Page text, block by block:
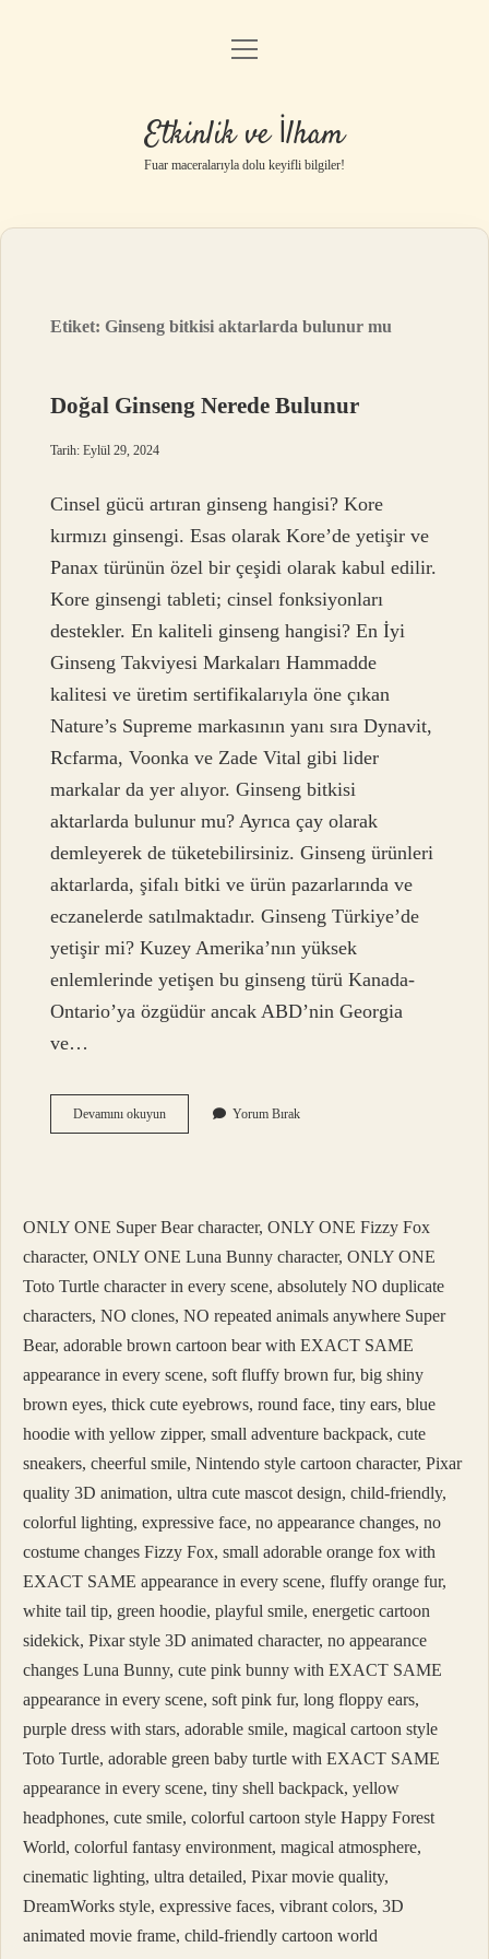
Anasayfa
Gizlilik Politikası
Yasal Uyarı
menüyü
Etkinlik ve İlham
Fuar maceralarıyla dolu keyifli bilgiler!
Etiket:Ginseng bitkisi aktarlarda bulunur mu
Doğal Ginseng Nerede Bulunur
Tarih: Eylül 29, 2024
Cinsel gücü artıran ginseng hangisi? Kore
kırmızı ginsengi. Esas olarak Kore’de yetişir ve
Panax türünün özel bir çeşidi olarak kabul edilir.
Kore ginsengi tableti; cinsel fonksiyonları
destekler. En kaliteli ginseng hangisi? En İyi
Ginseng Takviyesi Markaları Hammadde
kalitesi ve üretim sertifikalarıyla öne çıkan
Nature’s Supreme markasının yanı sıra Dynavit,
Rcfarma, Voonka ve Zade Vital gibi lider
markalar da yer alıyor. Ginseng bitkisi
aktarlarda bulunur mu? Ayrıca çay olarak
demleyerek de tüketebilirsiniz. Ginseng ürünleri
aktarlarda, şifalı bitki ve ürün pazarlarında ve
eczanelerde satılmaktadır. Ginseng Türkiye’de
yetişir mi? Kuzey Amerika’nın yüksek
enlemlerinde yetişen bu ginseng türü Kanada-
Ontario’ya özgüdür ancak ABD’nin Georgia
ve…
Devamını okuyunDoğal
Ginseng
Yorum Bırak
ONLY ONE Super Bear character, ONLY ONE Fizzy Fox
character, ONLY ONE Luna Bunny character, ONLY ONE
Toto Turtle character in every scene, absolutely NO duplicate
characters, NO clones, NO repeated animals anywhere Super
Bear, adorable brown cartoon bear with EXACT SAME
appearance in every scene, soft fluffy brown fur, big shiny
brown eyes, thick cute eyebrows, round face, tiny ears, blue
hoodie with yellow zipper, small adventure backpack, cute
sneakers, cheerful smile, Nintendo style cartoon character, Pixar
quality 3D animation, ultra cute mascot design, child-friendly,
colorful lighting, expressive face, no appearance changes, no
costume changes Fizzy Fox, small adorable orange fox with
EXACT SAME appearance in every scene, fluffy orange fur,
white tail tip, green hoodie, playful smile, energetic cartoon
sidekick, Pixar style 3D animated character, no appearance
changes Luna Bunny, cute pink bunny with EXACT SAME
appearance in every scene, soft pink fur, long floppy ears,
purple dress with stars, adorable smile, magical cartoon style
Toto Turtle, adorable green baby turtle with EXACT SAME
appearance in every scene, tiny shell backpack, yellow
headphones, cute smile, colorful cartoon style Happy Forest
World, colorful fantasy environment, magical atmosphere,
cinematic lighting, ultra detailed, Pixar movie quality,
DreamWorks style, expressive faces, vibrant colors, 3D
animated movie frame, child-friendly cartoon world